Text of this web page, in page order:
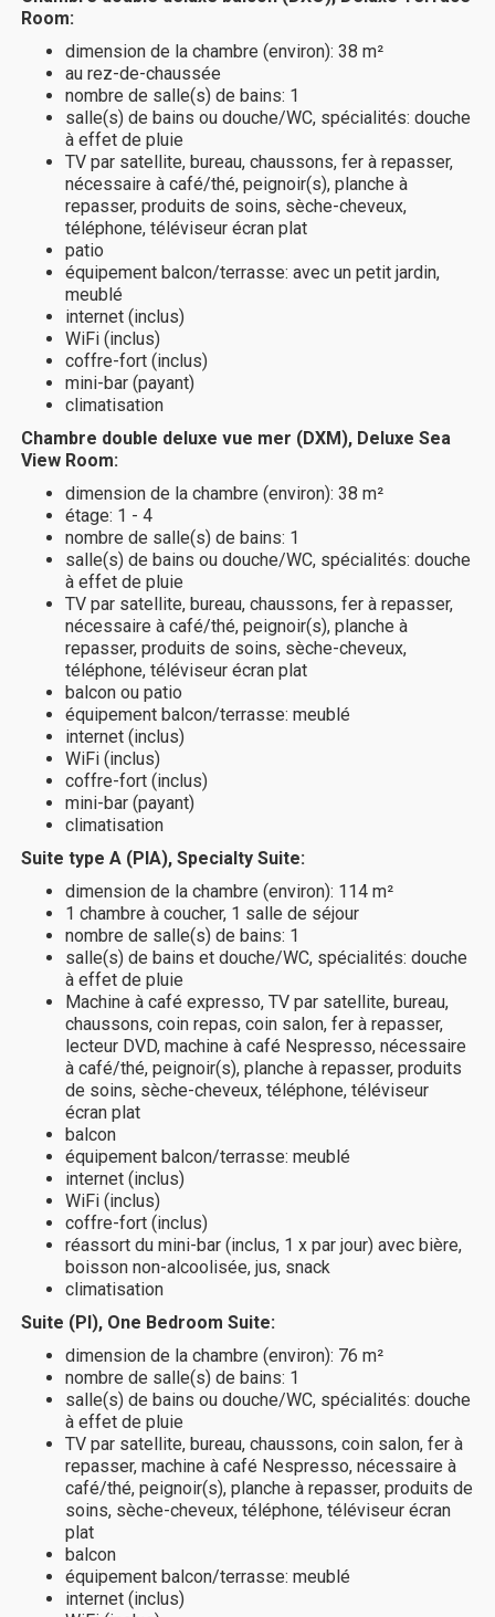
Room:
dimension de la chambre (environ): 38 m²
au rez-de-chaussée
nombre de salle(s) de bains: 1
salle(s) de bains ou douche/WC, spécialités: douche
à effet de pluie
TV par satellite, bureau, chaussons, fer à repasser,
nécessaire à café/thé, peignoir(s), planche à
repasser, produits de soins, sèche-cheveux,
téléphone, téléviseur écran plat
patio
équipement balcon/terrasse: avec un petit jardin,
meublé
internet (inclus)
WiFi (inclus)
coffre-fort (inclus)
mini-bar (payant)
climatisation
Chambre double deluxe vue mer (DXM), Deluxe Sea
View Room:
dimension de la chambre (environ): 38 m²
étage: 1 - 4
nombre de salle(s) de bains: 1
salle(s) de bains ou douche/WC, spécialités: douche
à effet de pluie
TV par satellite, bureau, chaussons, fer à repasser,
nécessaire à café/thé, peignoir(s), planche à
repasser, produits de soins, sèche-cheveux,
téléphone, téléviseur écran plat
balcon ou patio
équipement balcon/terrasse: meublé
internet (inclus)
WiFi (inclus)
coffre-fort (inclus)
mini-bar (payant)
climatisation
Suite type A (PIA), Specialty Suite:
dimension de la chambre (environ): 114 m²
1 chambre à coucher, 1 salle de séjour
nombre de salle(s) de bains: 1
salle(s) de bains et douche/WC, spécialités: douche
à effet de pluie
Machine à café expresso, TV par satellite, bureau,
chaussons, coin repas, coin salon, fer à repasser,
lecteur DVD, machine à café Nespresso, nécessaire
à café/thé, peignoir(s), planche à repasser, produits
de soins, sèche-cheveux, téléphone, téléviseur
écran plat
balcon
équipement balcon/terrasse: meublé
internet (inclus)
WiFi (inclus)
coffre-fort (inclus)
réassort du mini-bar (inclus, 1 x par jour) avec bière,
boisson non-alcoolisée, jus, snack
climatisation
Suite (PI), One Bedroom Suite:
dimension de la chambre (environ): 76 m²
nombre de salle(s) de bains: 1
salle(s) de bains ou douche/WC, spécialités: douche
à effet de pluie
TV par satellite, bureau, chaussons, coin salon, fer à
repasser, machine à café Nespresso, nécessaire à
café/thé, peignoir(s), planche à repasser, produits de
soins, sèche-cheveux, téléphone, téléviseur écran
plat
balcon
équipement balcon/terrasse: meublé
internet (inclus)